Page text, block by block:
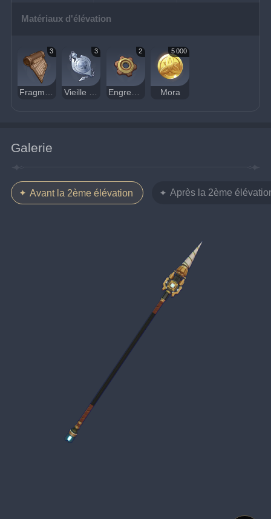
Matériaux d'élévation
3
Fragment d'un accord ancien
3
Vieille montre à gousset d'opérateur
2
Engrenage de maillage
5 000
Mora
Galerie
Avant la 2ème élévation Après la 2ème